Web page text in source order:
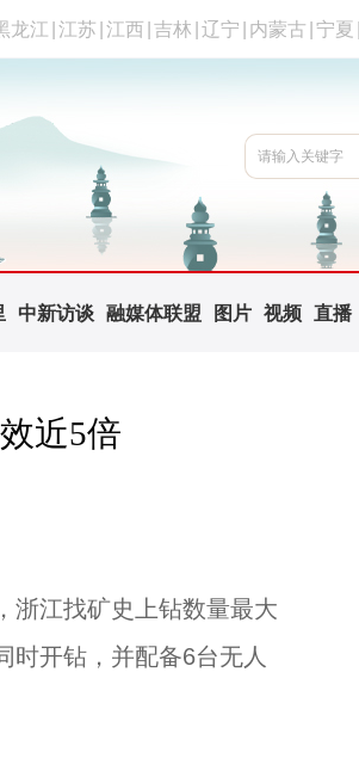
龙江 江苏 江西 吉林 辽宁 内蒙古 宁夏
中新访谈 融媒体联盟 图片 视频 直播
近5倍
江找矿史上钻数量最大
开钻，并配备6台无人